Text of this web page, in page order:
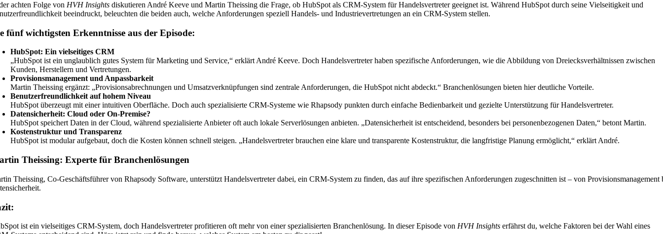
achten Folge von HVH Insights diskutieren André Keeve und Martin Theissing die Frage, ob HubSpot als CRM-System für Handelsvertreter geeignet ist. Während HubSpot durch seine Vielseitigkeit und
beeindruckt, beleuchten die beiden auch, welche Anforderungen speziell Handels- und Industrievertretungen an ein CRM-System stellen.
fünf wichtigsten Erkenntnisse aus der Episode:
HubSpot: Ein vielseitiges CRM
„HubSpot ist ein unglaublich gutes System für Marketing und Service,“ erklärt André Keeve. Doch Handelsvertreter haben spezifische Anforderungen, wie die Abbildung von Dreiecksverhältnissen zwischen
Kunden, Herstellern und Vertretungen.
Provisionsmanagement und Anpassbarkeit
Martin Theissing ergänzt: „Provisionsabrechnungen und Umsatzverknüpfungen sind zentrale Anforderungen, die HubSpot nicht abdeckt.“ Branchenlösungen bieten hier deutliche Vorteile.
Benutzerfreundlichkeit auf hohem Niveau
HubSpot überzeugt mit einer intuitiven Oberfläche. Doch auch spezialisierte CRM-Systeme wie Rhapsody punkten durch einfache Bedienbarkeit und gezielte Unterstützung für Handelsvertreter.
Datensicherheit: Cloud oder On-Premise?
HubSpot speichert Daten in der Cloud, während spezialisierte Anbieter oft auch lokale Serverlösungen anbieten. „Datensicherheit ist entscheidend, besonders bei personenbezogenen Daten,“ betont Martin.
Kostenstruktur und Transparenz
HubSpot ist modular aufgebaut, doch die Kosten können schnell steigen. „Handelsvertreter brauchen eine klare und transparente Kostenstruktur, die langfristige Planung ermöglicht,“ erklärt André.
Theissing: Experte für Branchenlösungen
Theissing, Co-Geschäftsführer von Rhapsody Software, unterstützt Handelsvertreter dabei, ein CRM-System zu finden, das auf ihre spezifischen Anforderungen zugeschnitten ist – von Provisionsmanagement
ist ein vielseitiges CRM-System, doch Handelsvertreter profitieren oft mehr von einer spezialisierten Branchenlösung. In dieser Episode von HVH Insights erfährst du, welche Faktoren bei der Wahl eines